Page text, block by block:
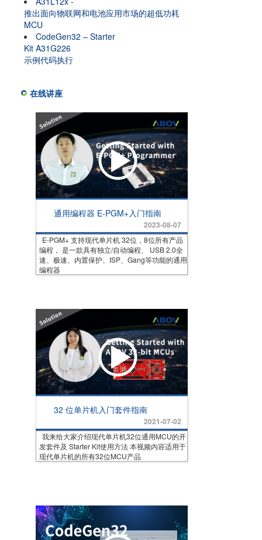
推出面向物联网和电池应用市场的超低功耗
MCU
CodeGen32 – Starter
Kit A31G226
示例代码执行
在线讲座
通用编程器 E-PGM+入门指南
2023-08-07
E-PGM+ 支持现代单片机 32位，8位所有产品
编程， 是一款具有独立/自动编程、 USB 2.0全
速、极速、内置保护、ISP、Gang等功能的通用
编程器
32 位单片机入门套件指南
2021-07-02
我来给大家介绍现代单片机32位通用MCU的开
发套件及 Starter Kit使用方法 本视频内容适用于
现代单片机的所有32位MCU产品